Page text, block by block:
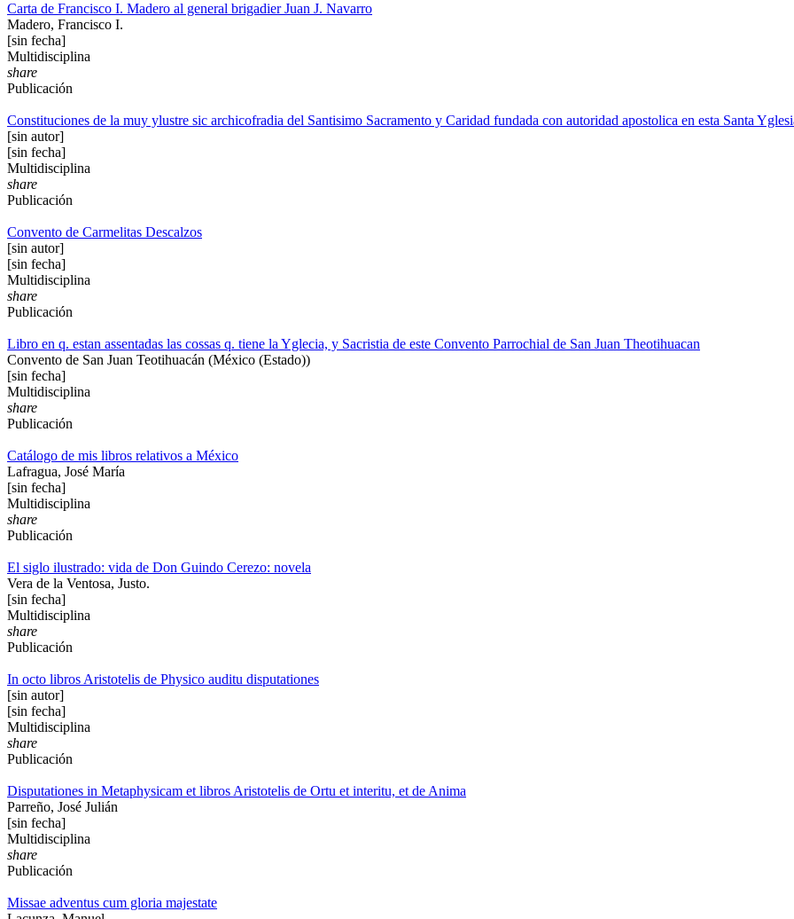
Carta de Francisco I. Madero al general brigadier Juan J. Navarro
Madero, Francisco I.
[sin fecha]
Multidisciplina
share
Publicación
Constituciones de la muy ylustre sic archicofradia del Santisimo Sacramento y Caridad fundada con autoridad apostolica en esta Santa
[sin autor]
[sin fecha]
Multidisciplina
share
Publicación
Convento de Carmelitas Descalzos
[sin autor]
[sin fecha]
Multidisciplina
share
Publicación
Libro en q. estan assentadas las cossas q. tiene la Yglecia, y Sacristia de este Convento Parrochial de San Juan Theotihuacan
Convento de San Juan Teotihuacán (México (Estado))
[sin fecha]
Multidisciplina
share
Publicación
Catálogo de mis libros relativos a México
Lafragua, José María
[sin fecha]
Multidisciplina
share
Publicación
El siglo ilustrado: vida de Don Guindo Cerezo: novela
Vera de la Ventosa, Justo.
[sin fecha]
Multidisciplina
share
Publicación
In octo libros Aristotelis de Physico auditu disputationes
[sin autor]
[sin fecha]
Multidisciplina
share
Publicación
Disputationes in Metaphysicam et libros Aristotelis de Ortu et interitu, et de Anima
Parreño, José Julián
[sin fecha]
Multidisciplina
share
Publicación
Missae adventus cum gloria majestate